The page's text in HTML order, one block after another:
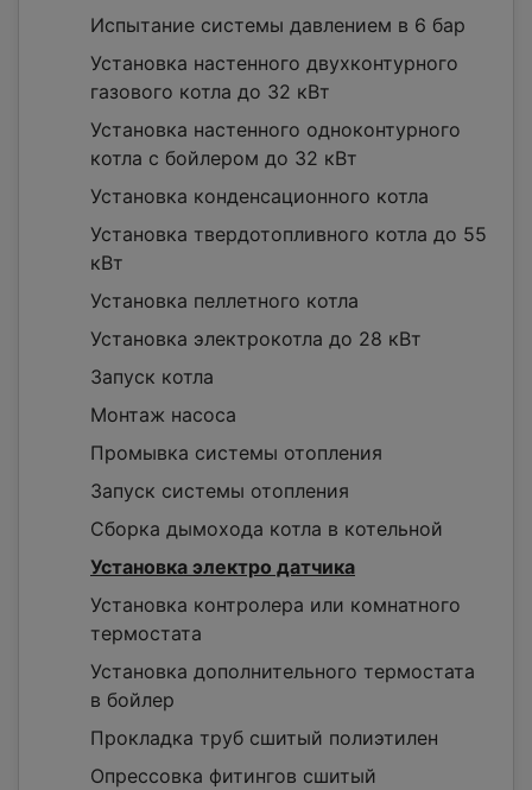
Испытание системы давлением в 6 бар
Установка настенного двухконтурного
газового котла до 32 кВт
Установка настенного одноконтурного
котла с бойлером до 32 кВт
Установка конденсационного котла
Установка твердотопливного котла до 55
кВт
Установка пеллетного котла
Установка электрокотла до 28 кВт
Запуск котла
Монтаж насоса
Промывка системы отопления
Запуск системы отопления
Сборка дымохода котла в котельной
Установка электро датчика
Установка контролера или комнатного
термостата
Установка дополнительного термостата
в бойлер
Прокладка труб сшитый полиэтилен
Опрессовка фитингов сшитый